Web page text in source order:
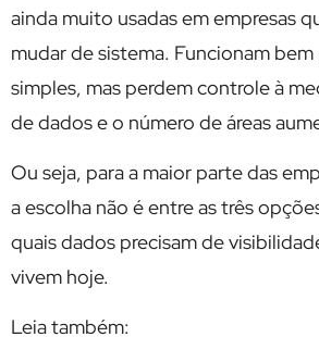
ainda muito usadas em empresas
mudar de sistema. Funcionam
simples, mas perdem controle à
de dados e o número de áreas
Ou seja, para a maior parte das
a escolha não é entre as três
quais dados precisam de
vivem hoje.
Leia também: